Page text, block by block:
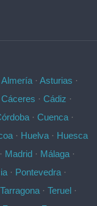
Almería· Asturias ·
Cáceres · Cádiz ·
· Cuenca ·
· Huelva · Huesca
· Madrid · Málaga ·
· Pontevedra·
Tarragona · Teruel ·